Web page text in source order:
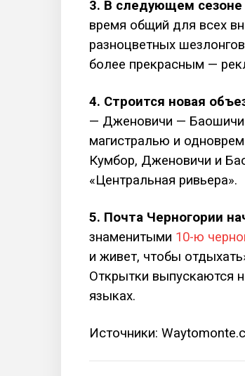
3. В следующем
время общий для всех
разноцветных
более прекрасным —
4. Строится новая
— Дженовичи — Баошичи
магистралью и
Кумбор, Дженовичи и
«Центральная ривьера».
5. Почта Черногории
знаменитыми 10-ю
и живет, чтобы
Открытки выпускаются
языках.
Источники: